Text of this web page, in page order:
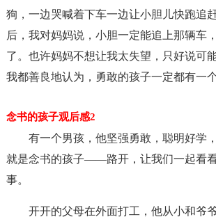
狗，一边哭喊着下车一边让小胆儿快跑追
后，我对妈妈说，小胆一定能追上那辆车
了。也许妈妈不想让我太失望，只好说可
我都善良地认为，勇敢的孩子一定都有一
念书的孩子观后感2
有一个男孩，他坚强勇敢，聪明好
就是念书的孩子——路开，让我们一起看
事。
开开的父母在外面打工，他从小和爷